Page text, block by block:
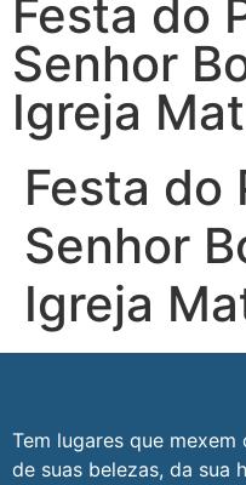
Festa do
Senhor
Igreja
Festa do
Senhor
Igreja
Tem lugares que
de suas belezas, da sua